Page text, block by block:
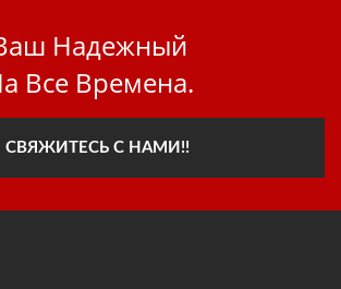
Надежный
Все Времена.
СВЯЖИТЕСЬ С НАМИ!!